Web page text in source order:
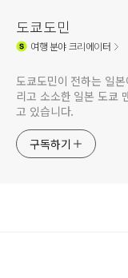
도쿄도민
여행분야 크리에이터
도쿄도민이 전하는 일
리고 소소한 일본 도쿄
고 있습니다.
구독하기